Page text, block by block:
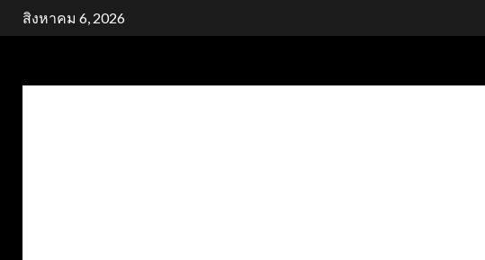
Skipสิงหาคม 6, 2026